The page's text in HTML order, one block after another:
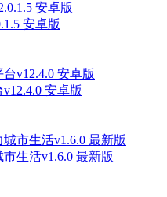
安卓版
安卓版
生活v1.6.0 最新版